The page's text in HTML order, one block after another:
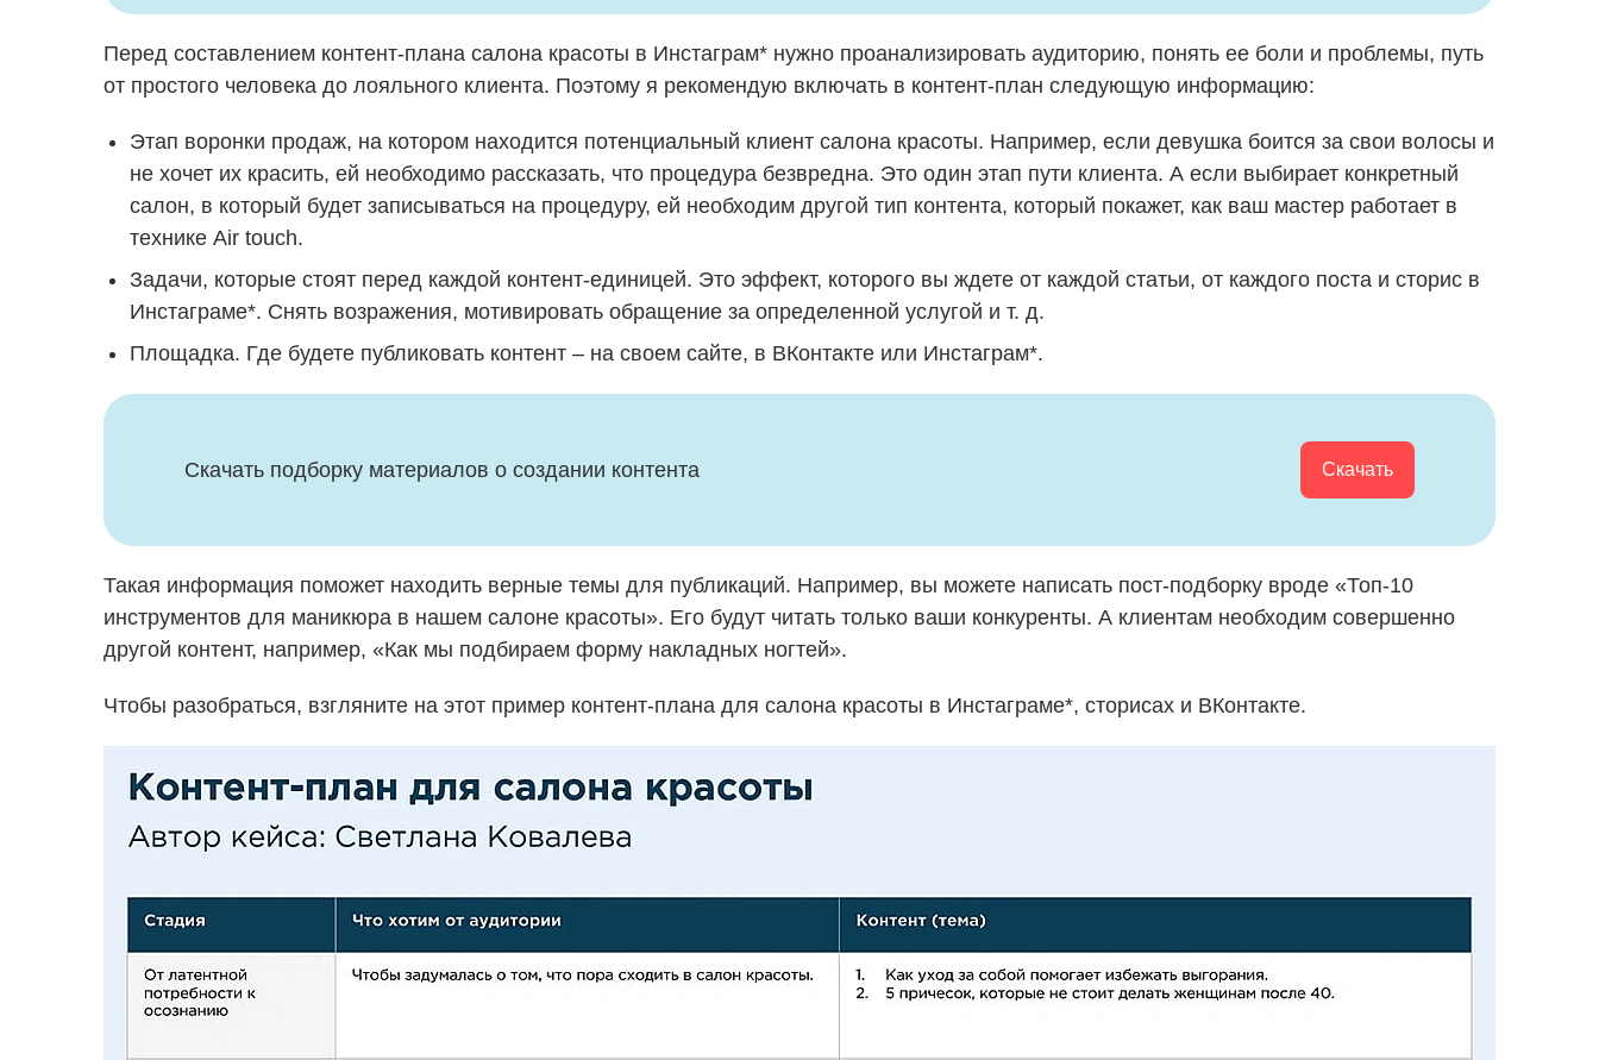
Перед составлением контент-плана салона красоты в Инстаграм* нужно проанализировать аудиторию, понять ее боли и проблемы, путь
от простого человека до лояльного клиента. Поэтому я рекомендую включать в контент-план следующую информацию:
Этап воронки продаж, на котором находится потенциальный клиент салона красоты. Например, если девушка боится за свои волосы и
не хочет их красить, ей необходимо рассказать, что процедура безвредна. Это один этап пути клиента. А если выбирает конкретный
салон, в который будет записываться на процедуру, ей необходим другой тип контента, который покажет, как ваш мастер работает в
технике Air touch.
Задачи, которые стоят перед каждой контент-единицей. Это эффект, которого вы ждете от каждой статьи, от каждого поста и сторис в
Инстаграме*. Снять возражения, мотивировать обращение за определенной услугой и т. д.
Площадка. Где будете публиковать контент – на своем сайте, в ВКонтакте или Инстаграм*.
Скачать подборку материалов о создании контента Скачать
Такая информация поможет находить верные темы для публикаций. Например, вы можете написать пост-подборку вроде «Топ-10
инструментов для маникюра в нашем салоне красоты». Его будут читать только ваши конкуренты. А клиентам необходим совершенно
другой контент, например, «Как мы подбираем форму накладных ногтей».
Чтобы разобраться, взгляните на этот пример контент-плана для салона красоты в Инстаграме*, сторисах и ВКонтакте.